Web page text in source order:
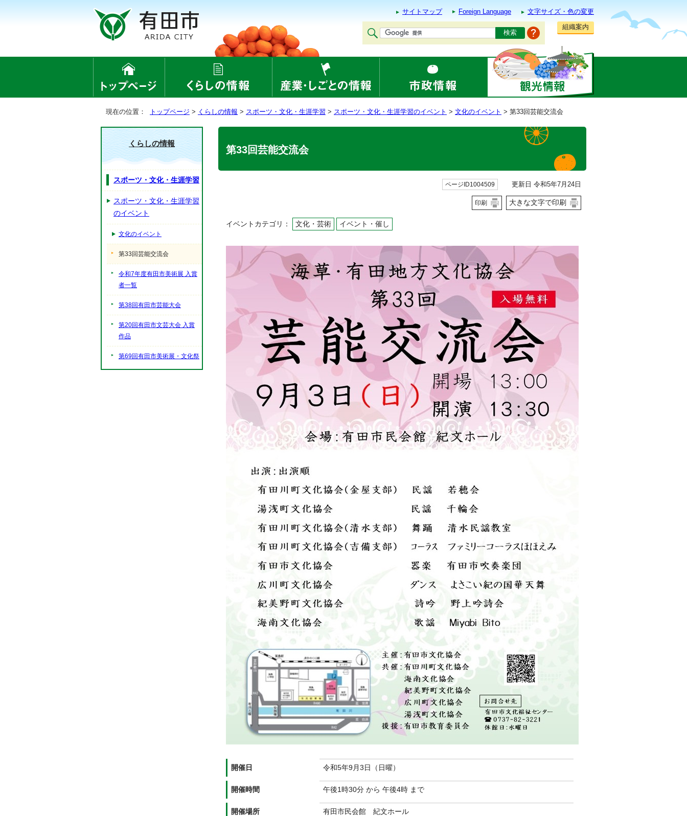
サイトマップ Foreign Language
文字サイズ・色の変更
組織案内
現在の位置： トップページ > くらしの情報 > スポーツ・文化・生涯学習 > スポーツ・文化・生涯学習のイベント > 文化のイベント > 第33回芸能交流会
第33回芸能交流会
ページID1004509 更新日 令和5年7月24日
印刷 大きな文字で印刷
イベントカテゴリ： 文化・芸術 イベント・催し
開催日 令和5年9月3日（日曜）
開催時間 午後1時30分 から 午後4時 まで
開催場所 有田市民会館 紀文ホール
くらしの情報
スポーツ・文化・生涯学習
スポーツ・文化・生涯学習
のイベント
文化のイベント
第33回芸能交流会
令和7年度有田市美術展 入賞
者一覧
第38回有田市芸能大会
第20回有田市文芸大会 入賞
作品
第69回有田市美術展・文化祭